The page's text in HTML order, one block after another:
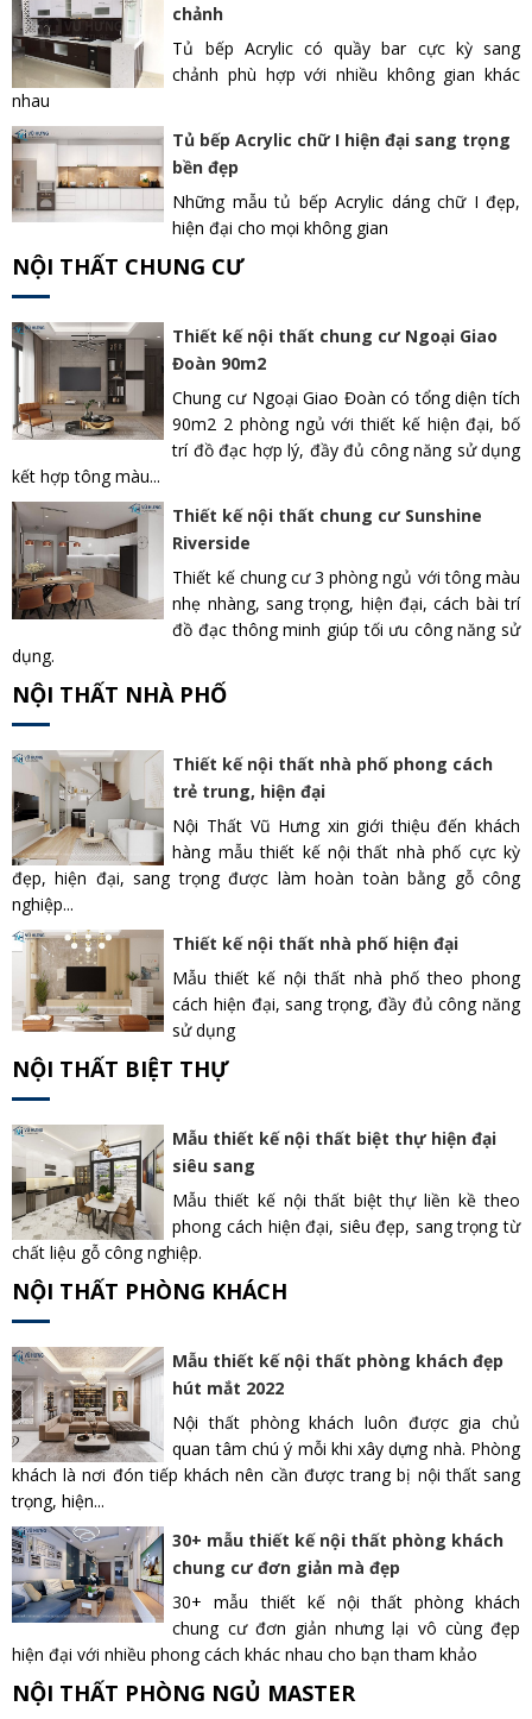
chảnh
Tủ bếp Acrylic có quầy bar cực kỳ sang
chảnh phù hợp với nhiều không gian khác
nhau
Tủ bếp Acrylic chữ I hiện đại sang trọng
bền đẹp
Những mẫu tủ bếp Acrylic dáng chữ I đẹp,
hiện đại cho mọi không gian
NỘI THẤT CHUNG CƯ
Thiết kế nội thất chung cư Ngoại Giao
Đoàn 90m2
Chung cư Ngoại Giao Đoàn có tổng diện tích
90m2 2 phòng ngủ với thiết kế hiện đại, bố
trí đồ đạc hợp lý, đầy đủ công năng sử dụng
kết hợp tông màu...
Thiết kế nội thất chung cư Sunshine
Riverside
Thiết kế chung cư 3 phòng ngủ với tông màu
nhẹ nhàng, sang trọng, hiện đại, cách bài trí
đồ đạc thông minh giúp tối ưu công năng sử
dụng.
NỘI THẤT NHÀ PHỐ
Thiết kế nội thất nhà phố phong cách
trẻ trung, hiện đại
Nội Thất Vũ Hưng xin giới thiệu đến khách
hàng mẫu thiết kế nội thất nhà phố cực kỳ
đẹp, hiện đại, sang trọng được làm hoàn toàn bằng gỗ công
nghiệp...
Thiết kế nội thất nhà phố hiện đại
Mẫu thiết kế nội thất nhà phố theo phong
cách hiện đại, sang trọng, đầy đủ công năng
sử dụng
NỘI THẤT BIỆT THỰ
Mẫu thiết kế nội thất biệt thự hiện đại
siêu sang
Mẫu thiết kế nội thất biệt thự liền kề theo
phong cách hiện đại, siêu đẹp, sang trọng từ
chất liệu gỗ công nghiệp.
NỘI THẤT PHÒNG KHÁCH
Mẫu thiết kế nội thất phòng khách đẹp
hút mắt 2022
Nội thất phòng khách luôn được gia chủ
quan tâm chú ý mỗi khi xây dựng nhà. Phòng
khách là nơi đón tiếp khách nên cần được trang bị nội thất sang
trọng, hiện...
30+ mẫu thiết kế nội thất phòng khách
chung cư đơn giản mà đẹp
30+ mẫu thiết kế nội thất phòng khách
chung cư đơn giản nhưng lại vô cùng đẹp
hiện đại với nhiều phong cách khác nhau cho bạn tham khảo
NỘI THẤT PHÒNG NGỦ MASTER